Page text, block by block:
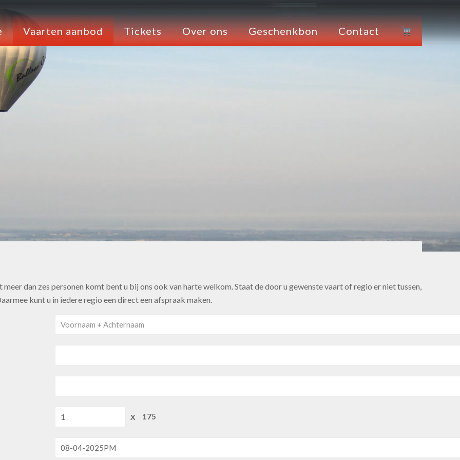
Vaarten aanbod Tickets Over ons Geschenkbon Contact
dan zes personen komt bent u bij ons ook van harte welkom. Staat de door u gewenste vaart of regio er niet tussen,
kunt u in iedere regio een direct een afspraak maken.
X